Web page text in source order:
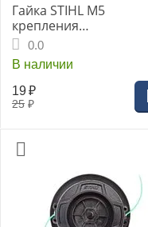
Гайка STIHL М5
крепления
карбюратора, MS 162-
660
0.0
В наличии
25 ₽
19 ₽